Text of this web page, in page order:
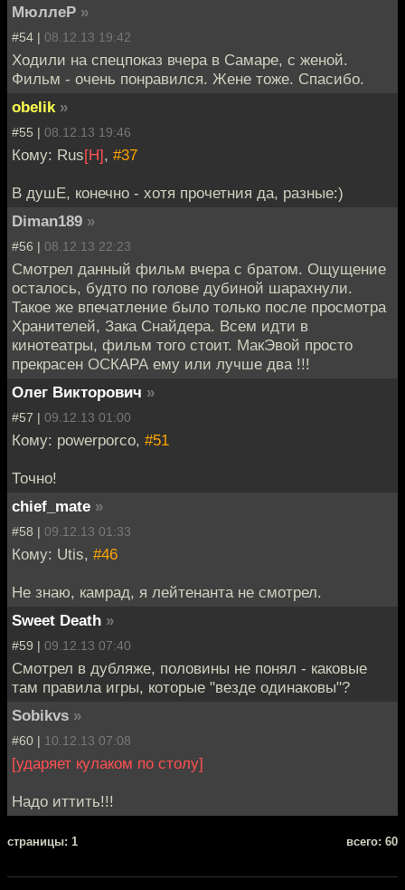
МюллеР »
#54 | 08.12.13 19:42
Ходили на спецпоказ вчера в Самаре, с женой.
Фильм - очень понравился. Жене тоже. Спасибо.
obelik »
#55 | 08.12.13 19:46
Кому: Rus[H], #37
В душЕ, конечно - хотя прочетния да, разные:)
Diman189 »
#56 | 08.12.13 22:23
Смотрел данный фильм вчера с братом. Ощущение
осталось, будто по голове дубиной шарахнули.
Такое же впечатление было только после просмотра
Хранителей, Зака Снайдера. Всем идти в
кинотеатры, фильм того стоит. МакЭвой просто
прекрасен ОСКАРА ему или лучше два !!!
Олег Викторович »
#57 | 09.12.13 01:00
Кому: powerporco, #51
Точно!
chief_mate »
#58 | 09.12.13 01:33
Кому: Utis, #46
Не знаю, камрад, я лейтенанта не смотрел.
Sweet Death »
#59 | 09.12.13 07:40
Смотрел в дубляже, половины не понял - каковые
там правила игры, которые "везде одинаковы"?
Sobikvs »
#60 | 10.12.13 07:08
[ударяет кулаком по столу]
Надо иттить!!!
cтраницы: 1 всего: 60